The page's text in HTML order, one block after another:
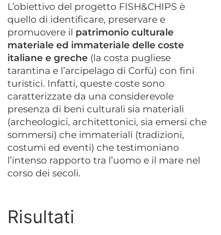
L’obiettivo del progetto FISH&CHIPS è
quello di identificare, preservare e
promuovere il patrimonio culturale
materiale ed immateriale delle coste
italiane e greche (la costa pugliese
tarantina e l’arcipelago di Corfù) con fini
turistici. Infatti, queste coste sono
caratterizzate da una considerevole
presenza di beni culturali sia materiali
(archeologici, architettonici, sia emersi che
sommersi) che immateriali (tradizioni,
costumi ed eventi) che testimoniano
l’intenso rapporto tra l’uomo e il mare nel
corso dei secoli.
Risultati